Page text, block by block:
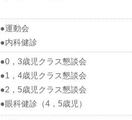
●運動会
●内科健診
●0，3歳児クラス懇談会
●1，4歳児クラス懇談会
●2，5歳児クラス懇談会
●眼科健診（4，5歳児）